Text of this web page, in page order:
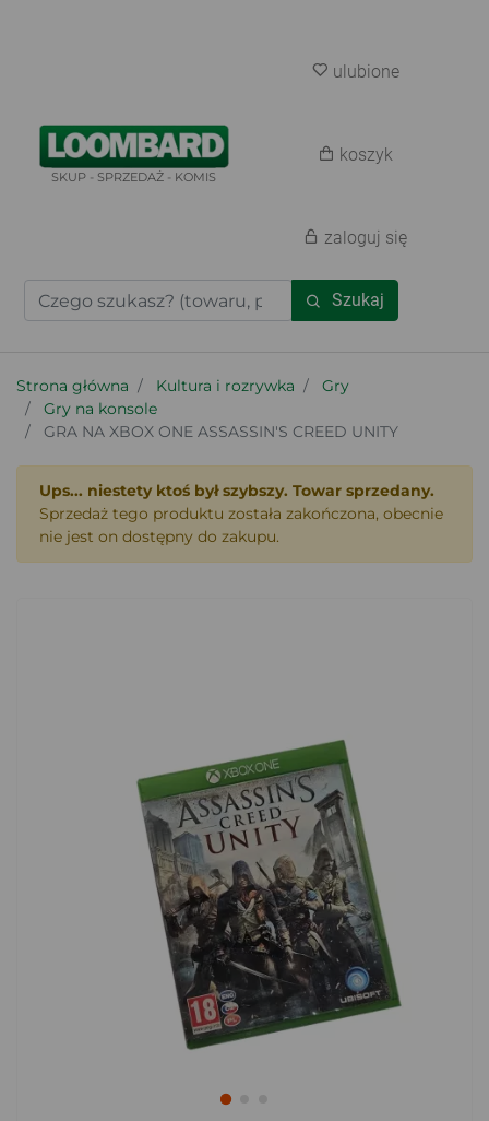
SKUP - SPRZEDAŻ - KOMIS
Szukaj
ulubione
koszyk
zaloguj się
Strona główna Kultura i rozrywka
Gry
Gry na konsole
GRA NA XBOX ONE ASSASSIN'S CREED UNITY
Ups... niestety ktoś był szybszy. Towar sprzedany.
Sprzedaż tego produktu została zakończona, obecnie
nie jest on dostępny do zakupu.